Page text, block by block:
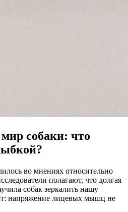
собаки: что
во мнениях относительно
полагают, что долгая
собак зеркалить нашу
напряжение лицевых мышц не